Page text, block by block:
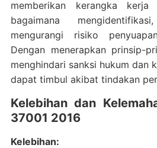
memberikan kerangka
bagaimana
mengurangi risiko
Dengan menerapkan prinsip-
menghindari sanksi hukum dan
dapat timbul akibat tindakan
Kelebihan dan
37001 2016
Kelebihan: